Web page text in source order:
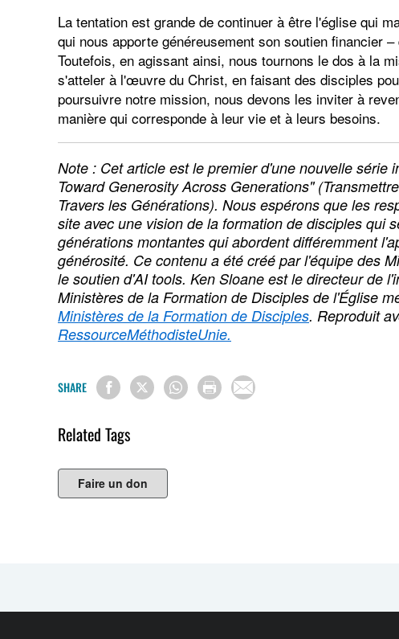
La tentation est grande de continuer à être l'église qui
qui nous apporte généreusement son soutien financier
Toutefois, en agissant ainsi, nous tournons le dos à la
s'atteler à l'œuvre du Christ, en faisant des disciples
poursuivre notre mission, nous devons les inviter à
manière qui corresponde à leur vie et à leurs besoins.
Note : Cet article est le premier d'une nouvelle série
Toward Generosity Across Generations"
Travers les Générations). Nous espérons que les
site avec une vision de la formation de disciples qui
générations montantes qui abordent différemment
générosité. Ce contenu a été créé par l'équipe des
le soutien d'AI tools. Ken Sloane est le directeur de
Ministères de la Formation de Disciples de l'Église
Ministères de la Formation de Disciples. Reproduit
RessourceMéthodisteUnie.
SHARE
Related Tags
Faire un don